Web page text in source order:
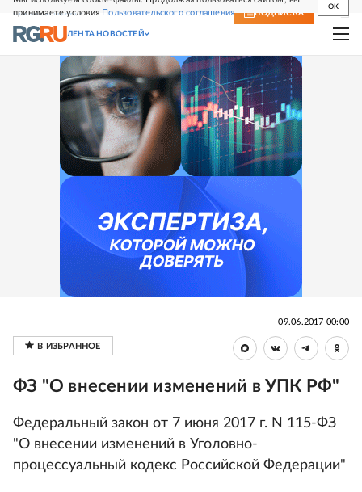
принимаете условия Пользовательского соглашения
OK
СВЕЖИЙ НОМЕР ПОДПИСКА
ЛЕНТА НОВОСТЕЙ
09.06.2017 00:00
ФЗ "О внесении изменений в УПК РФ"
Федеральный закон от 7 июня 2017 г. N 115-ФЗ
"О внесении изменений в Уголовно-
процессуальный кодекс Российской Федерации"